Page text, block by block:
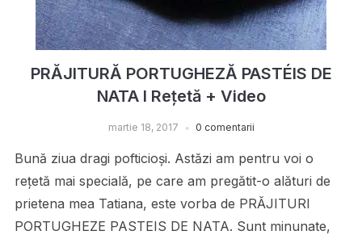
PRĂJITURĂ PORTUGHEZĂ PASTÉIS DE
NATA I Rețetă + Video
martie 18, 2017 0 comentarii
Bună ziua dragi pofticioși. Astăzi am pentru voi o
rețetă mai specială, pe care am pregătit-o alături de
prietena mea Tatiana, este vorba de PRĂJITURI
PORTUGHEZE PASTEIS DE NATA. Sunt minunate,